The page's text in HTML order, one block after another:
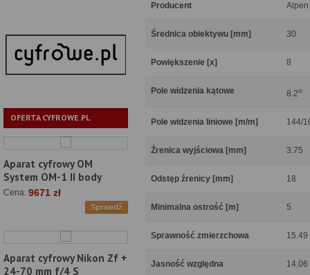
OFERTA CYFROWE.PL
Aparat cyfrowy OM
System OM-1 II body
Cena: 9671 zł
Sprawdź
Aparat cyfrowy Nikon Zf +
24-70 mm f/4 S
Producent Alpen
Średnica obiektywu [mm] 30
Powiększenie [x] 8
Pole widzenia kątowe 8.2o
Pole widzenia liniowe [m/m] 144/
Źrenica wyjściowa [mm] 3.75
Odstęp źrenicy [mm] 18
Minimalna ostrość [m] 5
Sprawność zmierzchowa 15.49
Jasność względna 14.06